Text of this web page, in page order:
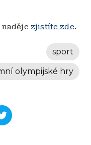
zjistíte zde.
sport
olympijské hry